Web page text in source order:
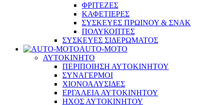
ΦΡΙΤΕΖΕΣ
ΚΑΦΕΤΙΕΡΕΣ
ΣΥΣΚΕΥΕΣ ΠΡΩΙΝΟΥ & ΣΝΑΚ
ΠΟΛΥΚΟΠΤΕΣ
ΣΥΣΚΕΥΕΣ ΣΙΔΕΡΩΜΑΤΟΣ
AUTO-MOTO
ΑΥΤΟΚΙΝΗΤΟ
ΠΕΡΙΠΟΙΗΣΗ ΑΥΤΟΚΙΝΗΤΟΥ
ΣΥΝΑΓΕΡΜΟΙ
ΧΙΟΝΟΑΛΥΣΙΔΕΣ
ΕΡΓΑΛΕΙΑ ΑΥΤΟΚΙΝΗΤΟΥ
ΗΧΟΣ ΑΥΤΟΚΙΝΗΤΟΥ